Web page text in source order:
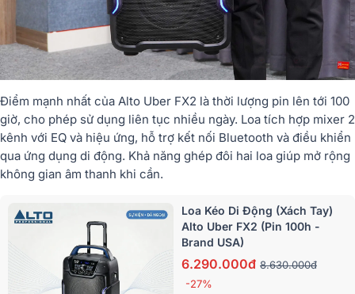
Điểm mạnh nhất của Alto Uber FX2 là thời lượng pin lên tới 100
giờ, cho phép sử dụng liên tục nhiều ngày. Loa tích hợp mixer 2
kênh với EQ và hiệu ứng, hỗ trợ kết nối Bluetooth và điều khiển
qua ứng dụng di động. Khả năng ghép đôi hai loa giúp mở rộng
không gian âm thanh khi cần.
Loa Kéo Di Động (Xách Tay)
Alto Uber FX2 (Pin 100h -
Brand USA)
6.290.000đ 8.630.000đ
-27%